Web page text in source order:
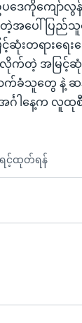
ပဒေကိုကျော်လွန်
ပေါ် ပြည်သူ
ြင့်ဆုံးတရားရ
က်တဲ့ အမြင့်ဆုံ
က်ခံသူတွေ နဲ့ ဆ
င်္ဂါနေ့က လူ
င့်ထုတ်ရန်